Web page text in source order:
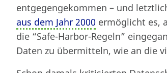
entgegengekommen – und
aus dem Jahr 2000 ermöglicht es,
die “Safe-Harbor-Regeln”
Daten zu übermitteln, wie an die